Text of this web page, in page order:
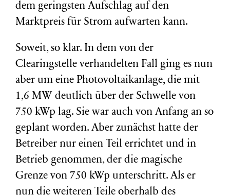
dem geringsten Aufschlag auf den
Marktpreis für Strom aufwarten kann.
Soweit, so klar. In dem von der
Clearingstelle verhandelten Fall ging es nun
aber um eine Photovoltaikanlage, die mit
1,6 MW deutlich über der Schwelle von
750 kWp lag. Sie war auch von Anfang an so
geplant worden. Aber zunächst hatte der
Betreiber nur einen Teil errichtet und in
Betrieb genommen, der die magische
Grenze von 750 kWp unterschritt. Als er
nun die weiteren Teile oberhalb des